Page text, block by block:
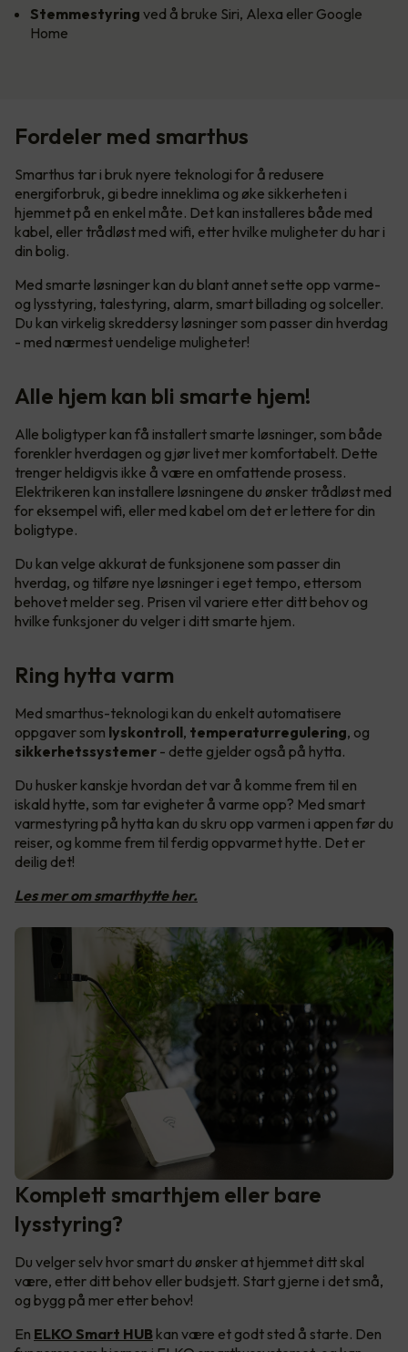
Stemmestyring ved å bruke Siri, Alexa eller Google
Home
Fordeler med smarthus
Smarthus tar i bruk nyere teknologi for å redusere
energiforbruk, gi bedre inneklima og øke sikkerheten i
hjemmet på en enkel måte. Det kan installeres både med
kabel, eller trådløst med wifi, etter hvilke muligheter du har i
din bolig.
Med smarte løsninger kan du blant annet sette opp varme-
og lysstyring, talestyring, alarm, smart billading og solceller.
Du kan virkelig skreddersy løsninger som passer din hverdag
- med nærmest uendelige muligheter!
Alle hjem kan bli smarte hjem!
Alle boligtyper kan få installert smarte løsninger, som både
forenkler hverdagen og gjør livet mer komfortabelt. Dette
trenger heldigvis ikke å være en omfattende prosess.
Elektrikeren kan installere løsningene du ønsker trådløst med
for eksempel wifi, eller med kabel om det er lettere for din
boligtype.
Du kan velge akkurat de funksjonene som passer din
hverdag, og tilføre nye løsninger i eget tempo, ettersom
behovet melder seg. Prisen vil variere etter ditt behov og
hvilke funksjoner du velger i ditt smarte hjem.
Ring hytta varm
Med smarthus-teknologi kan du enkelt automatisere
oppgaver som lyskontroll, temperaturregulering, og
sikkerhetssystemer - dette gjelder også på hytta.
Du husker kanskje hvordan det var å komme frem til en
iskald hytte, som tar evigheter å varme opp? Med smart
varmestyring på hytta kan du skru opp varmen i appen før du
reiser, og komme frem til ferdig oppvarmet hytte. Det er
deilig det!
Les mer om smarthytte her.
Komplett smarthjem eller bare
lysstyring?
Du velger selv hvor smart du ønsker at hjemmet ditt skal
være, etter ditt behov eller budsjett. Start gjerne i det små,
og bygg på mer etter behov!
En ELKO Smart HUB kan være et godt sted å starte. Den